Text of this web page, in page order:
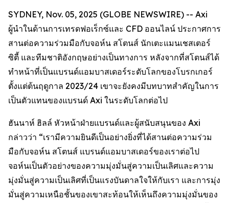
SYDNEY, Nov. 05, 2025 (GLOBE NEWSWIRE) -- Axi
ผู้นำในด้านการเทรดฟอเร็กซ์และ CFD ออนไลน์ ประกาศการ
สานต่อความร่วมมือกับจอห์น สโตนส์ นักเตะแมนเชสเตอร์
ซิตี้ และทีมชาติอังกฤษอย่างเป็นทางการ หลังจากที่สโตนส์ได้
ทำหน้าที่เป็นแบรนด์แอมบาสเดอร์ระดับโลกของโบรกเกอร์
ตั้งแต่ต้นฤดูกาล 2023/24 เขาจะยังคงมีบทบาทสำคัญในการ
เป็นตัวแทนของแบรนด์ Axi ในระดับโลกต่อไป
ฮันนาห์ ฮิลล์ หัวหน้าฝ่ายแบรนด์และผู้สนับสนุนของ Axi
กล่าวว่า “เรามีความยินดีเป็นอย่างยิ่งที่ได้สานต่อความร่วม
มือกับจอห์น สโตนส์ แบรนด์แอมบาสเดอร์ของเราต่อไป
จอห์นเป็นตัวอย่างของความมุ่งมั่นสู่ความเป็นเลิศและความ
มุ่งมั่นสู่ความเป็นเลิศที่เป็นแรงบันดาลใจให้กับเรา และการมุ่ง
มั่นสู่ความเหนือชั้นของเขาสะท้อนให้เห็นถึงความมุ่งมั่นของ